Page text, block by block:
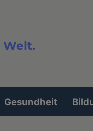
Welt.
Gesundheit